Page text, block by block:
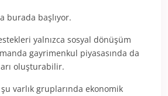
burada başlıyor.
yalnızca sosyal dönüşüm
gayrimenkul piyasasında da
oluşturabilir.
varlık gruplarında ekonomik